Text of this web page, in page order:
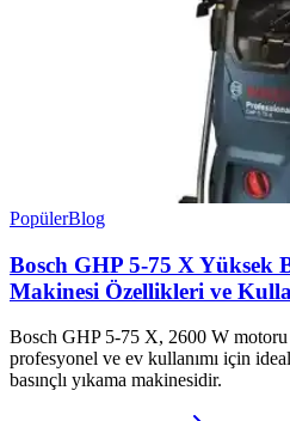
PopülerBlog
Bosch GHP 5-75 X Yüksek
Makinesi Özellikleri ve
Bosch GHP 5-75 X, 2600 W motoru
profesyonel ve ev kullanımı için
basınçlı yıkama makinesidir.